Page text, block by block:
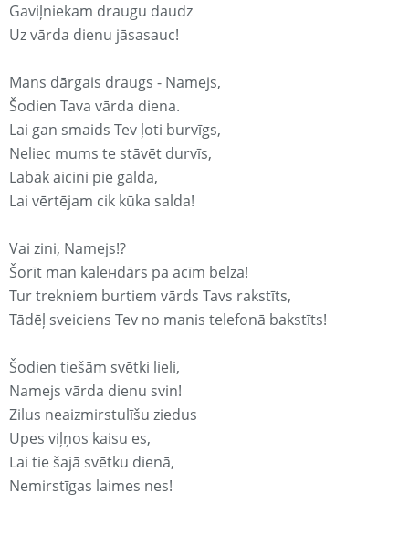
Gaviļniekam draugu daudz
Uz vārda dienu jāsasauc!
Mans dārgais draugs - Namejs,
Šodien Tava vārda diena.
Lai gan smaids Tev ļoti burvīgs,
Neliec mums te stāvēt durvīs,
Labāk aicini pie galda,
Lai vērtējam cik kūka salda!
Vai zini, Namejs!?
Šorīt man kaleнdārs pa acīm belza!
Tur trekniem burtiem vārds Tavs rakstīts,
Tādēļ sveiciens Tev no manis telefonā bakstīts!
Šodien tiešām svētki lieli,
Namejs vārda dienu svin!
Zilus neaizmirstulīšu ziedus
Upes viļņos kaisu es,
Lai tie šajā svētku dienā,
Nemirstīgas laimes nes!